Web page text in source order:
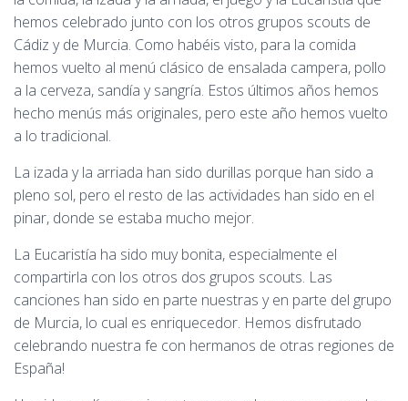
hemos celebrado junto con los otros grupos scouts de
Cádiz y de Murcia. Como habéis visto, para la comida
hemos vuelto al menú clásico de ensalada campera, pollo
a la cerveza, sandía y sangría. Estos últimos años hemos
hecho menús más originales, pero este año hemos vuelto
a lo tradicional.
La izada y la arriada han sido durillas porque han sido a
pleno sol, pero el resto de las actividades han sido en el
pinar, donde se estaba mucho mejor.
La Eucaristía ha sido muy bonita, especialmente el
compartirla con los otros dos grupos scouts. Las
canciones han sido en parte nuestras y en parte del grupo
de Murcia, lo cual es enriquecedor. Hemos disfrutado
celebrando nuestra fe con hermanos de otras regiones de
España!